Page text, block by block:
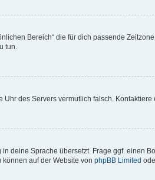
Bereich“ die für dich passende
tun.
des Servers vermutlich falsch.
Sprache übersetzt. Frage ggf. einen
auf der Website von phpBB Limited